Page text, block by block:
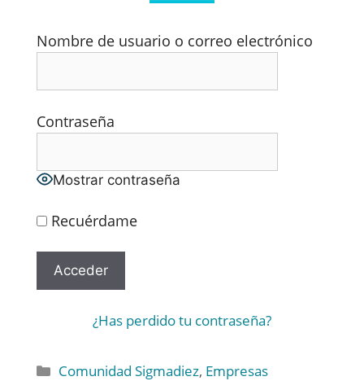
Nombre de usuario o correo electrónico
Contraseña
Mostrar contraseña
Recuérdame
¿Has perdido tu contraseña?
Comunidad Sigmadiez, Empresas